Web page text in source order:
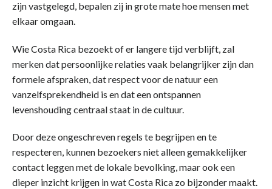
zijn vastgelegd, bepalen zij in grote mate hoe mensen met
elkaar omgaan.
Wie Costa Rica bezoekt of er langere tijd verblijft, zal
merken dat persoonlijke relaties vaak belangrijker zijn dan
formele afspraken, dat respect voor de natuur een
vanzelfsprekendheid is en dat een ontspannen
levenshouding centraal staat in de cultuur.
Door deze ongeschreven regels te begrijpen en te
respecteren, kunnen bezoekers niet alleen gemakkelijker
contact leggen met de lokale bevolking, maar ook een
dieper inzicht krijgen in wat Costa Rica zo bijzonder maakt.